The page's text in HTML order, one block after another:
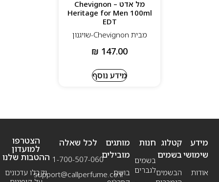
מל אדט – Chevignon
Heritage for Men 100ml
EDT
מבית Chevignon-שויגנון
₪ 147.00
מידע נוסף
מידע
שימושי
אודות
חנות
בשמים
לגברים
קטלוג
בשמים
הבשמים
מותגים
מובילים
בושם
לכל שאלה
1-700-507-060
support@callperfume.co.il
הצטרפו
למועדון
ההטבות שלנו
וקבלו עדכונים